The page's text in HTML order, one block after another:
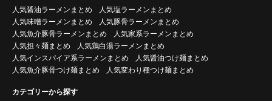
人気醤油ラーメンまとめ
人気塩ラーメンまとめ
人気味噌ラーメンまとめ
人気豚骨ラーメンまとめ
人気魚介豚骨ラーメンまとめ
人気家系ラーメンまとめ
人気担々麺まとめ
人気鶏白湯ラーメンまとめ
人気インスパイア系ラーメンまとめ
人気醤油つけ麺まとめ
人気魚介豚骨つけ麺まとめ
人気変わり種つけ麺まとめ
カテゴリーから探す